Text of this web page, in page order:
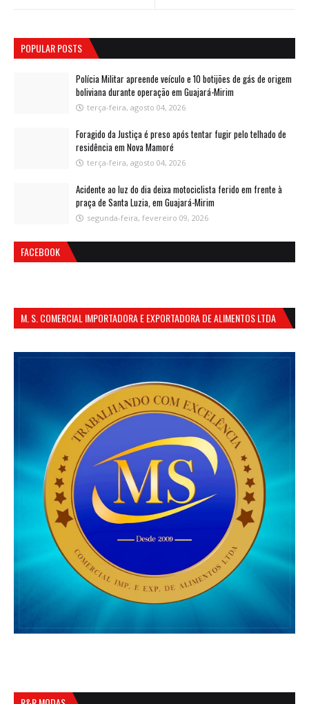
POPULAR POSTS
Polícia Militar apreende veículo e 10 botijões de gás de origem
boliviana durante operação em Guajará-Mirim
terça-feira, agosto 04, 2026
Foragido da Justiça é preso após tentar fugir pelo telhado de
residência em Nova Mamoré
terça-feira, agosto 04, 2026
Acidente ao luz do dia deixa motociclista ferido em frente à
praça de Santa Luzia, em Guajará-Mirim
segunda-feira, fevereiro 09, 2026
FACEBOOK
M. S. COMERCIAL IMPORTADORA E EXPORTADORA DE ALIMENTOS LTDA